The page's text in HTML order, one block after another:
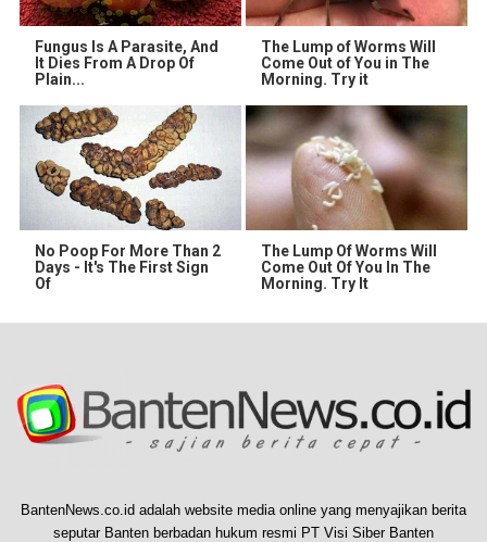
Fungus Is A Parasite, And
It Dies From A Drop Of
Plain...
The Lump of Worms Will
Come Out of You in The
Morning. Try it
No Poop For More Than 2
Days - It's The First Sign
Of
The Lump Of Worms Will
Come Out Of You In The
Morning. Try It
BantenNews.co.id adalah website media online yang menyajikan berita
seputar Banten berbadan hukum resmi PT Visi Siber Banten